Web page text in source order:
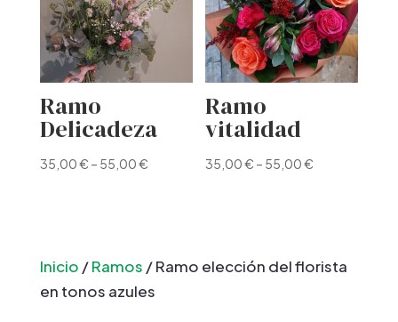
Ramo
Delicadeza
35,00€ – 55,00€
Ramo
vitalidad
35,00€ – 55,00€
Inicio /Ramos / Ramo elección del florista
en tonos azules